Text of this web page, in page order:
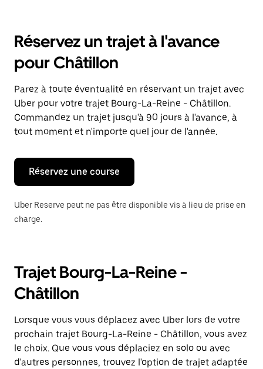
ouvrir
calendrier
et
sélectionner
une
date.
Appuyez
sur
la
Échap
pour
fermer
calendrier.
Réservez un trajet à l'avance
pour Châtillon
Parez à toute éventualité en réservant un trajet avec
Uber pour votre trajet Bourg-La-Reine - Châtillon.
Commandez un trajet jusqu'à 90 jours à l'avance, à
tout moment et n'importe quel jour de l'année.
Réservez une course
Uber Reserve peut ne pas être disponible vis à lieu de prise en
charge.
Trajet Bourg-La-Reine -
Châtillon
Lorsque vous vous déplacez avec Uber lors de votre
prochain trajet Bourg-La-Reine - Châtillon, vous avez
le choix. Que vous vous déplaciez en solo ou avec
d'autres personnes, trouvez l'option de trajet adaptée